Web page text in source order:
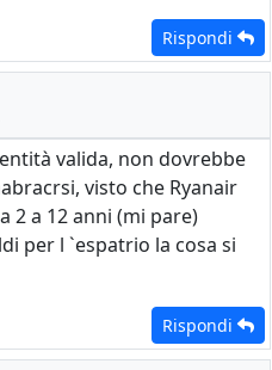
Rispondi
valida, non dovrebbe
visto che Ryanair
2 a 12 anni (mi pare)
per l `espatrio la cosa si
Rispondi